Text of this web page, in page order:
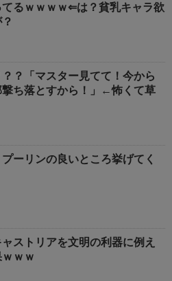
てるｗｗｗｗ⇐は？貧乳キャラ欲
？？「マスター見てて！今から
撃ち落とすから！」←怖くて草
プーリンの良いところ挙げてく
ャストリアを文明の利器に例え
ｗｗ